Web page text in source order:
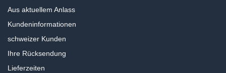
Aus aktuellem Anlass
Kundeninformationen
schweizer Kunden
Ihre Rücksendung
Lieferzeiten